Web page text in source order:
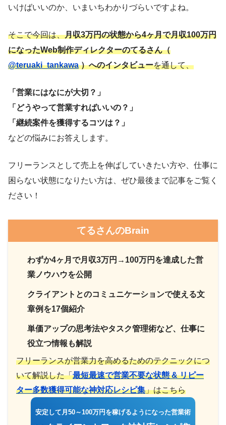
いけばいいのか、いまいちわかりづらいですよね。
そこで今回は、月収3万円の状態から4ヶ月で月収100万円
になったWeb制作ディレクターのてるさん（
@teruaki_tankawa）へのインタビューを通して、
「営業にはなにが大切？」
「どうやって営業すればいいの？」
「継続案件を獲得するコツは？」
などの悩みにお答えします。
フリーランスとして売上を伸ばしていきたい方や、仕事に
困らない状態になりたい方は、ぜひ最後まで記事をご覧く
ださい！
てるさんのBrain
わずか4ヶ月で月収3万円→100万円を達成した営
業ノウハウを公開
クライアントとのコミュニケーションで使える文
章例を17個紹介
単価アップの思考法やタスク管理術など、仕事に
役立つ情報も解説
フリーランスが営業力を高めるためのテクニックにつ
いて解説した「最短最速で営業不要な状態 & リピー
ター多数獲得可能な神対応レシピ集」はこちら
安定して月50～100万円を稼げるようになった営業術